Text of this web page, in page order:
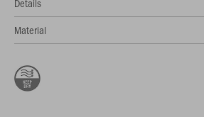
Details
Material